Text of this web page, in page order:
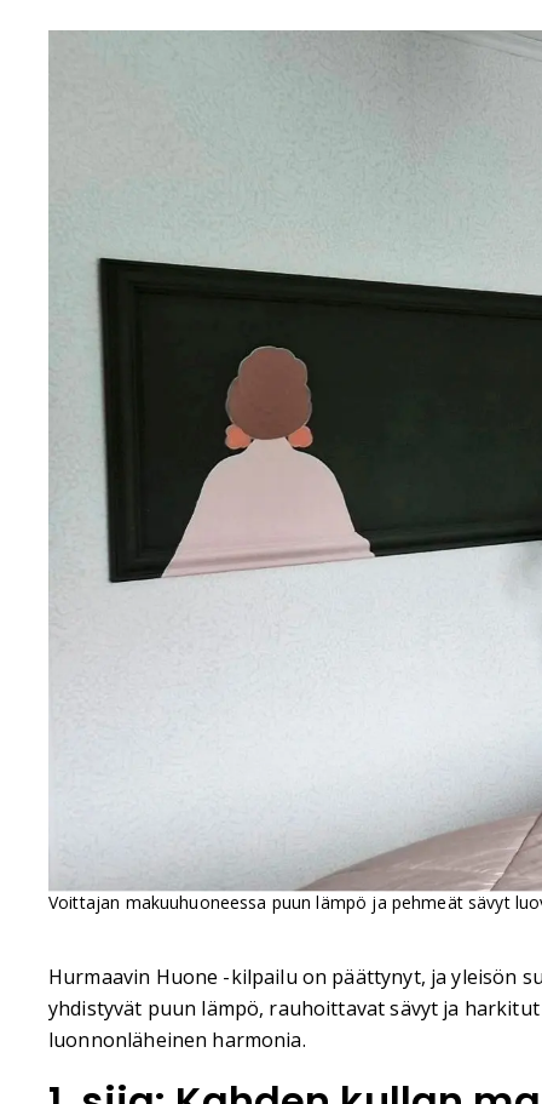
Voittajan makuuhuoneessa puun lämpö ja pehmeät sävyt
Hurmaavin Huone -kilpailu on päättynyt, ja yleisön
yhdistyvät puun lämpö, rauhoittavat sävyt ja
luonnonläheinen harmonia.